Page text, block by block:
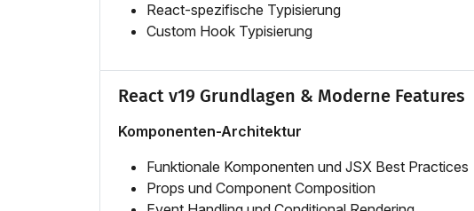
React-spezifische Typisierung
Custom Hook Typisierung
React v19 Grundlagen & Moderne Features
Komponenten-Architektur
Funktionale Komponenten und JSX Best Practices
Props und Component Composition